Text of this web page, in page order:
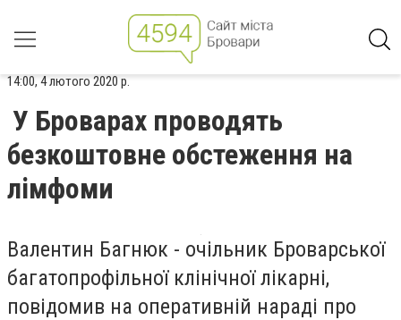
14:00, 4 лютого 2020 р.
У Броварах проводять
безкоштовне обстеження на
лімфоми
Валентин Багнюк - очільник Броварської
багатопрофільної клінічної лікарні,
повідомив на оперативній нараді про